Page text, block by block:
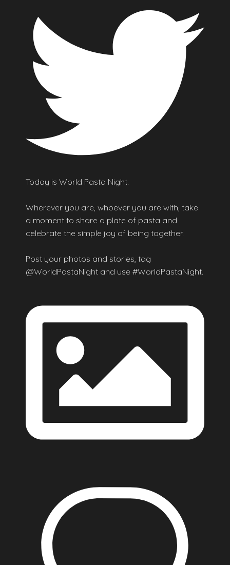
Today is World Pasta Night.
Wherever you are, whoever you are with, take
a moment to share a plate of pasta and
celebrate the simple joy of being together.
Post your photos and stories, tag
@WorldPastaNight and use #WorldPastaNight.